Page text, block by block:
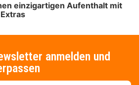
einzigartigen Aufenthalt mit
anmelden und